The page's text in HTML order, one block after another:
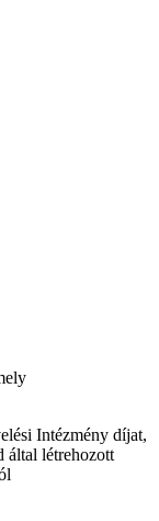
Intézmény díjat,
által létrehozott